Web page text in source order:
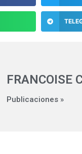
FRANCOISE
Publicaciones »